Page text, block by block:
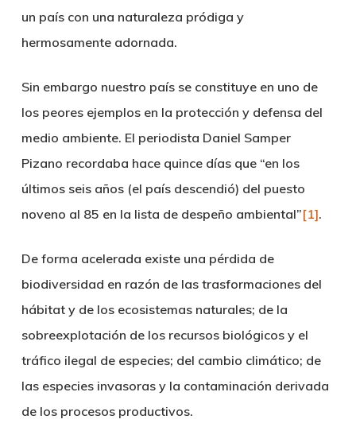
un país con una naturaleza pródiga y
hermosamente adornada.
Sin embargo nuestro país se constituye en uno de
los peores ejemplos en la protección y defensa del
medio ambiente. El periodista Daniel Samper
Pizano recordaba hace quince días que “en los
últimos seis años (el país descendió) del puesto
noveno al 85 en la lista de despeño ambiental”[1].
De forma acelerada existe una pérdida de
biodiversidad en razón de las trasformaciones del
hábitat y de los ecosistemas naturales; de la
sobreexplotación de los recursos biológicos y el
tráfico ilegal de especies; del cambio climático; de
las especies invasoras y la contaminación derivada
de los procesos productivos.